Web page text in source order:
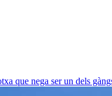
que nega ser un dels